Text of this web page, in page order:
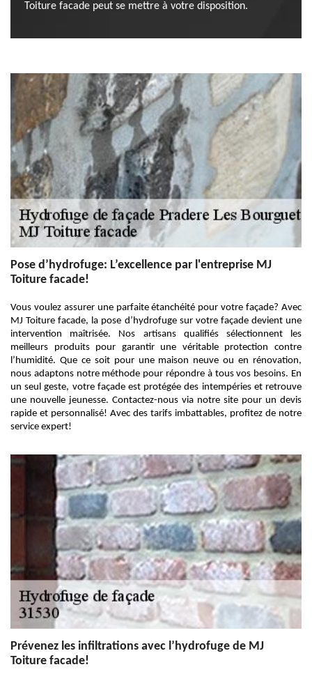
Toiture facade peut se mettre à votre disposition.
Pose d’hydrofuge: L’excellence par l'entreprise MJ
Toiture facade!
Vous voulez assurer une parfaite étanchéité pour votre façade? Avec
MJ Toiture facade, la pose d’hydrofuge sur votre façade devient une
intervention maîtrisée. Nos artisans qualifiés sélectionnent les
meilleurs produits pour garantir une véritable protection contre
l’humidité. Que ce soit pour une maison neuve ou en rénovation,
nous adaptons notre méthode pour répondre à tous vos besoins. En
un seul geste, votre façade est protégée des intempéries et retrouve
une nouvelle jeunesse. Contactez-nous via notre site pour un devis
rapide et personnalisé! Avec des tarifs imbattables, profitez de notre
service expert!
Prévenez les infiltrations avec l’hydrofuge de MJ
Toiture facade!